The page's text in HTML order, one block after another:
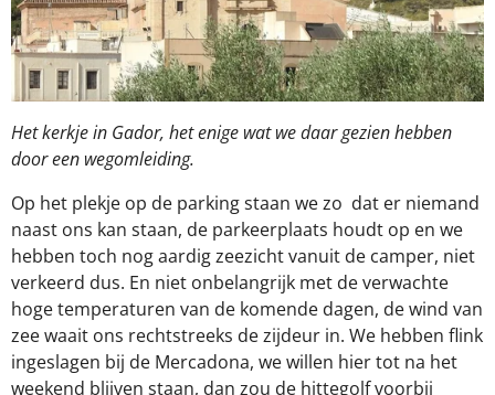
Het kerkje in Gador, het enige wat we daar gezien hebben
door een wegomleiding.
Op het plekje op de parking staan we zo dat er niemand
naast ons kan staan, de parkeerplaats houdt op en we
hebben toch nog aardig zeezicht vanuit de camper, niet
verkeerd dus. En niet onbelangrijk met de verwachte
hoge temperaturen van de komende dagen, de wind van
zee waait ons rechtstreeks de zijdeur in. We hebben flink
ingeslagen bij de Mercadona, we willen hier tot na het
weekend blijven staan, dan zou de hittegolf voorbij